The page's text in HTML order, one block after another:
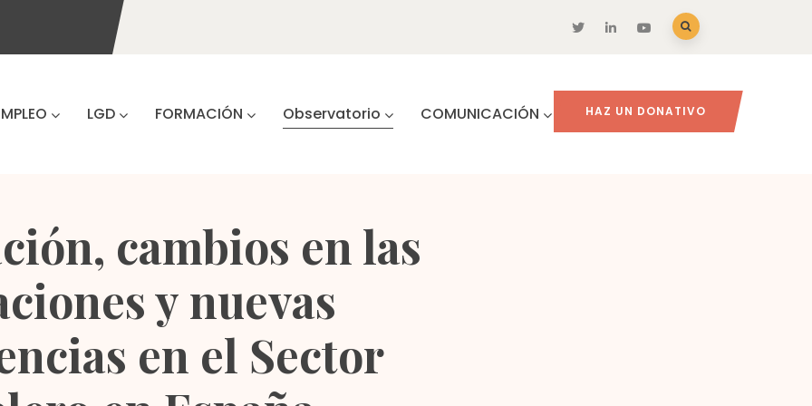
LGD FORMACIÓN Observatorio COMUNICACIÓN HAZ UN DONATIVO
cambios en las
y nuevas
en el Sector